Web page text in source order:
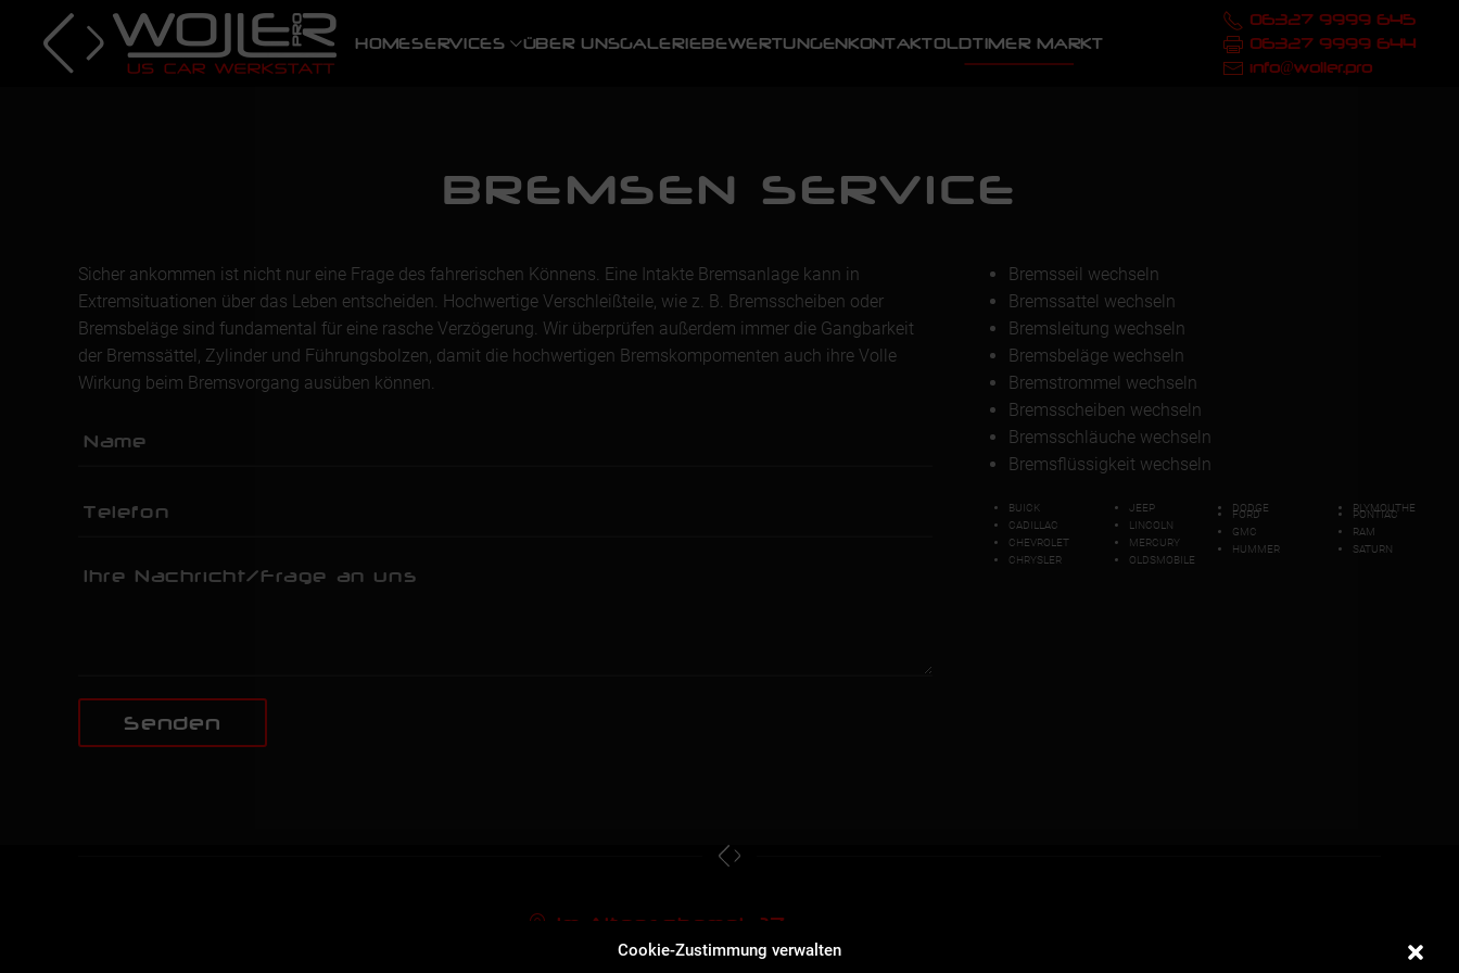
Cookie-Zustimmung verwalten
Skip to main content
HOMESERVICES ÜBER UNSGALERIE BEWERTUNGEN KONTAKTOLDTIMER MARKT
06327 9999 645
06327 9999 644
info@woller.pro
BREMSEN SERVICE
Sicher ankommen ist nicht nur eine Frage des fahrerischen Könnens. Eine Intakte Bremsanlage kann in
Extremsituationen über das Leben entscheiden. Hochwertige Verschleißteile, wie z. B. Bremsscheiben oder
Bremsbeläge sind fundamental für eine rasche Verzögerung. Wir überprüfen außerdem immer die Gangbarkeit
der Bremssättel, Zylinder und Führungsbolzen, damit die hochwertigen Bremskompomenten auch ihre Volle
Wirkung beim Bremsvorgang ausüben können.
Bremsseil wechseln
Bremssattel wechseln
Bremsleitung wechseln
Bremsbeläge wechseln
Bremstrommel wechseln
Bremsscheiben wechseln
Bremsschläuche wechseln
Bremsflüssigkeit wechseln
BUICK
CADILLAC
CHEVROLET
CHRYSLER
DODGE
FORD
GMC
HUMMER
JEEP
LINCOLN
MERCURY
OLDSMOBILE
PLYMOUTHE
PONTIAC
RAM
SATURN
Im Altenschemel 27,
67435 Neustadt/W